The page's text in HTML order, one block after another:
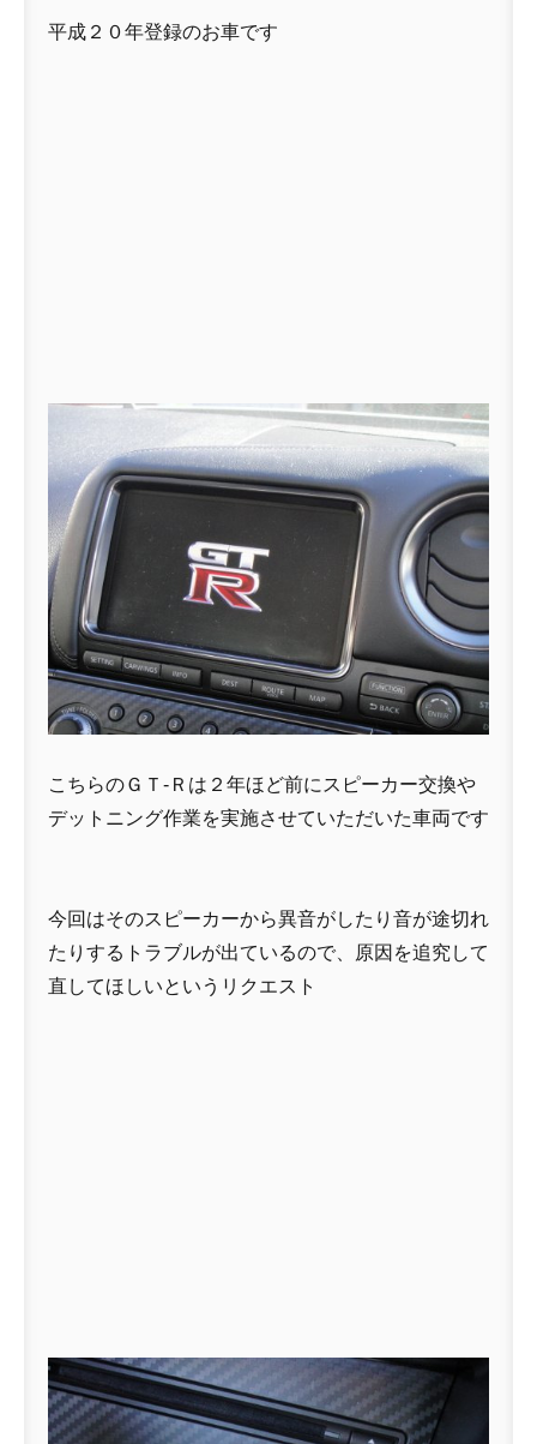
平成２０年登録のお車です
こちらのＧＴ-Ｒは２年ほど前にスピーカー交換や
デットニング作業を実施させていただいた車両です
今回はそのスピーカーから異音がしたり音が途切れ
たりするトラブルが出ているので、原因を追究して
直してほしいというリクエスト